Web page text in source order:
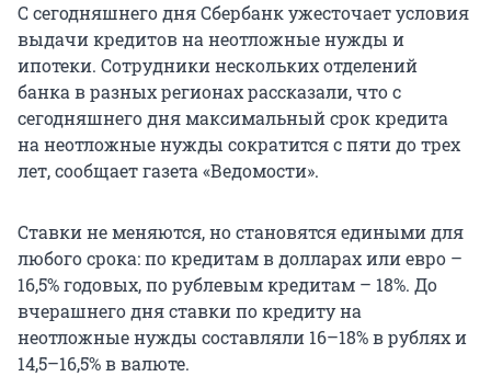
С сегодняшнего дня Сбербанк ужесточает условия
выдачи кредитов на неотложные нужды и
ипотеки. Сотрудники нескольких отделений
банка в разных регионах рассказали, что с
сегодняшнего дня максимальный срок кредита
на неотложные нужды сократится с пяти до трех
лет, сообщает газета «Ведомости».
Ставки не меняются, но становятся едиными для
любого срока: по кредитам в долларах или евро –
16,5% годовых, по рублевым кредитам – 18%. До
вчерашнего дня ставки по кредиту на
неотложные нужды составляли 16–18% в рублях и
14,5–16,5% в валюте.